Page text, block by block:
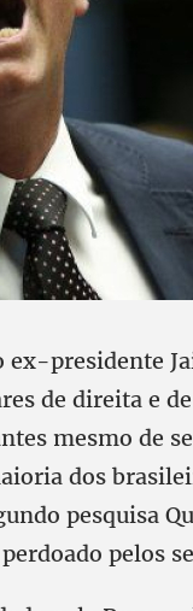
ex-presidente
de direita e
mesmo de
dos
pesquisa
pelos